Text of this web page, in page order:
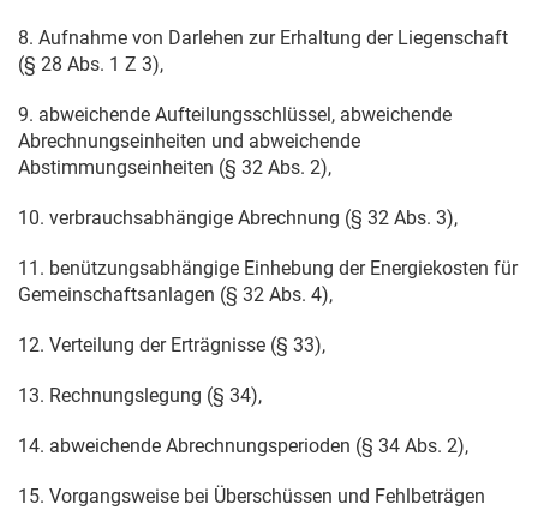
8. Aufnahme von Darlehen zur Erhaltung der Liegenschaft
(§ 28 Abs. 1 Z 3),
9. abweichende Aufteilungsschlüssel, abweichende
Abrechnungseinheiten und abweichende
Abstimmungseinheiten (§ 32 Abs. 2),
10. verbrauchsabhängige Abrechnung (§ 32 Abs. 3),
11. benützungsabhängige Einhebung der Energiekosten für
Gemeinschaftsanlagen (§ 32 Abs. 4),
12. Verteilung der Erträgnisse (§ 33),
13. Rechnungslegung (§ 34),
14. abweichende Abrechnungsperioden (§ 34 Abs. 2),
15. Vorgangsweise bei Überschüssen und Fehlbeträgen